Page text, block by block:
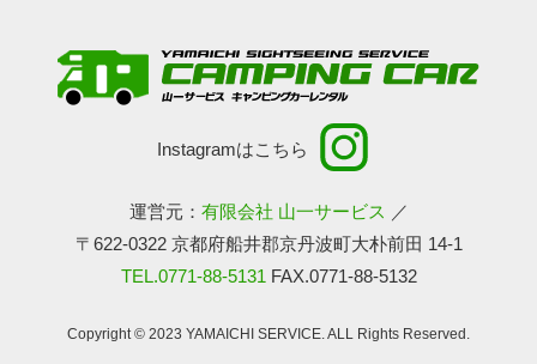
Instagramはこちら
運営元： 有限会社 山一サービス ／
〒622-0322 京都府船井郡京丹波町大朴前田 14-1
TEL.0771-88-5131 FAX.0771-88-5132
Copyright © 2023 YAMAICHI SERVICE. ALL Rights Reserved.